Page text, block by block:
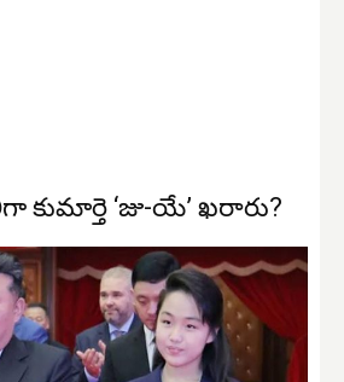
‘జు-యే’ ఖరారు?